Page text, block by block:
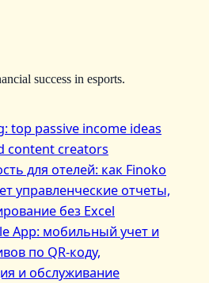
success in esports.
top passive income ideas
content creators
для отелей: как Finoko
управленческие отчеты,
без Excel
App: мобильный учет и
по QR‑коду,
и обслуживание